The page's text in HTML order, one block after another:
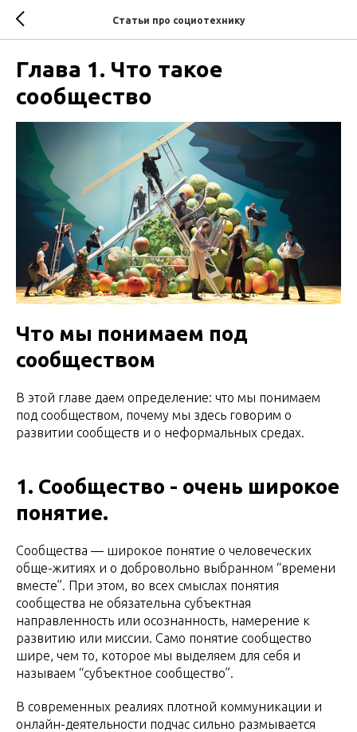
Статьи про социотехнику
Глава 1. Что такое
сообщество
Что мы понимаем под
сообществом
В этой главе даем определение: что мы понимаем
под сообществом, почему мы здесь говорим о
развитии сообществ и о неформальных средах.
1. Сообщество - очень широкое
понятие.
Сообщества — широкое понятие о человеческих
обще-житиях и о добровольно выбранном “времени
вместе”. При этом, во всех смыслах понятия
сообщества не обязательна субъектная
направленность или осознанность, намерение к
развитию или миссии. Само понятие сообщество
шире, чем то, которое мы выделяем для себя и
называем “субъектное сообщество”.
В современных реалиях плотной коммуникации и
онлайн-деятельности подчас сильно размывается